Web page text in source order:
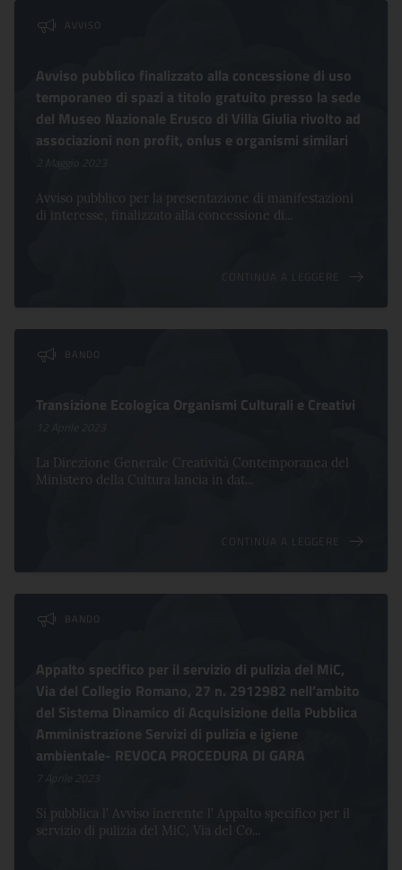
Lista dei comunicati
AVVISO
Avviso pubblico finalizzato alla concessione di uso
temporaneo di spazi a titolo gratuito presso la sede
del Museo Nazionale Erusco di Villa Giulia rivolto ad
associazioni non profit, onlus e organismi similari
2 Maggio 2023
Avviso pubblico per la presentazione di manifestazioni
di interesse, finalizzato alla concessione di...
CONTINUA A LEGGERE
BANDO
Transizione Ecologica Organismi Culturali e Creativi
La Direzione Generale Creatività Contemporanea del
Ministero della Cultura lancia in dat...
CONTINUA A LEGGERE
BANDO
Appalto specifico per il servizio di pulizia del MiC,
Via del Collegio Romano, 27 n. 2912982 nell’ambito
del Sistema Dinamico di Acquisizione della Pubblica
Amministrazione Servizi di pulizia e igiene
ambientale- REVOCA PROCEDURA DI GARA
Si pubblica l' Avviso inerente l' Appalto specifico per il
servizio di pulizia del MiC, Via del Co...